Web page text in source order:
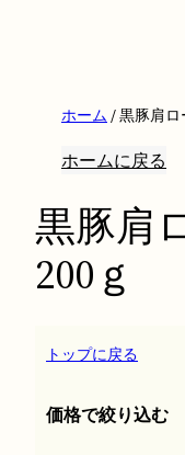
ホーム / 黒豚肩ロ
ホームに戻る
黒豚肩
200ｇ
トップに戻る
価格で絞り込む